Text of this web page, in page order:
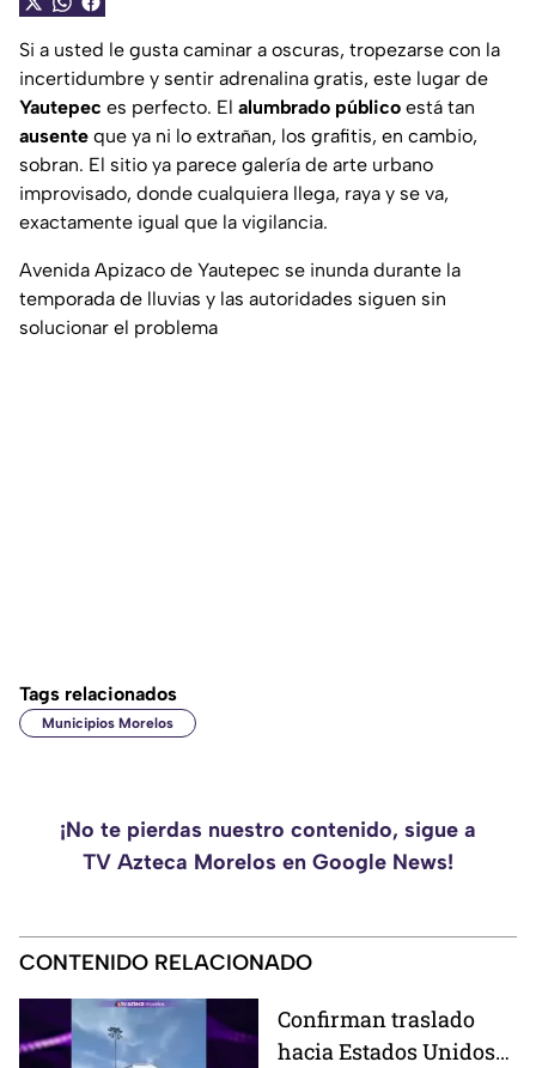
Si a usted le gusta caminar a oscuras, tropezarse con la
incertidumbre y sentir adrenalina gratis, este lugar de
Yautepec es perfecto. El alumbrado público está tan
ausente que ya ni lo extrañan, los grafitis, en cambio,
sobran. El sitio ya parece galería de arte urbano
improvisado, donde cualquiera llega, raya y se va,
exactamente igual que la vigilancia.
Avenida Apizaco de Yautepec se inunda durante la
temporada de lluvias y las autoridades siguen sin
solucionar el problema
Tags relacionados
Municipios Morelos
¡No te pierdas nuestro contenido, sigue a
TV Azteca Morelos en Google News!
CONTENIDO RELACIONADO
Confirman traslado
hacia Estados Unidos